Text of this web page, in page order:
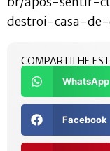
destroi-casa-
COMPARTILHE
WhatsApp
Facebook